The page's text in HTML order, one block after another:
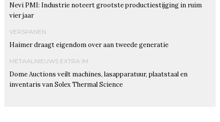
Nevi PMI: Industrie noteert grootste productiestijging in ruim
vier jaar
VERSPANEN
Haimer draagt eigendom over aan tweede generatie
METAALNIEUWS EXTRA IM
Dome Auctions veilt machines, lasapparatuur, plaatstaal en
inventaris van Solex Thermal Science